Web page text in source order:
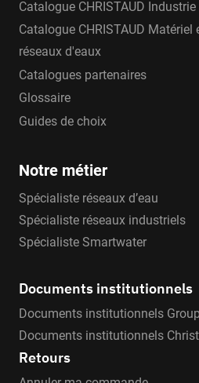
Catalogue CHRISTAUD Industrie
Catalogue CHRISTAUD
réseaux d'eaux
Catalogues partenaires
Glossaire
Guides de choix
Notre métier
Spécialiste réseaux d’eau
Spécialiste réseaux industriels
Spécialiste Smartwater
Documents institutionnels
Documents institutionnels
Documents institutionnels
Retours